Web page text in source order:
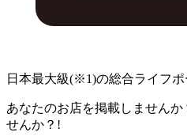
日本最大級(※1)の総合ライフポ
あなたのお店を掲載しませんか
せんか？!